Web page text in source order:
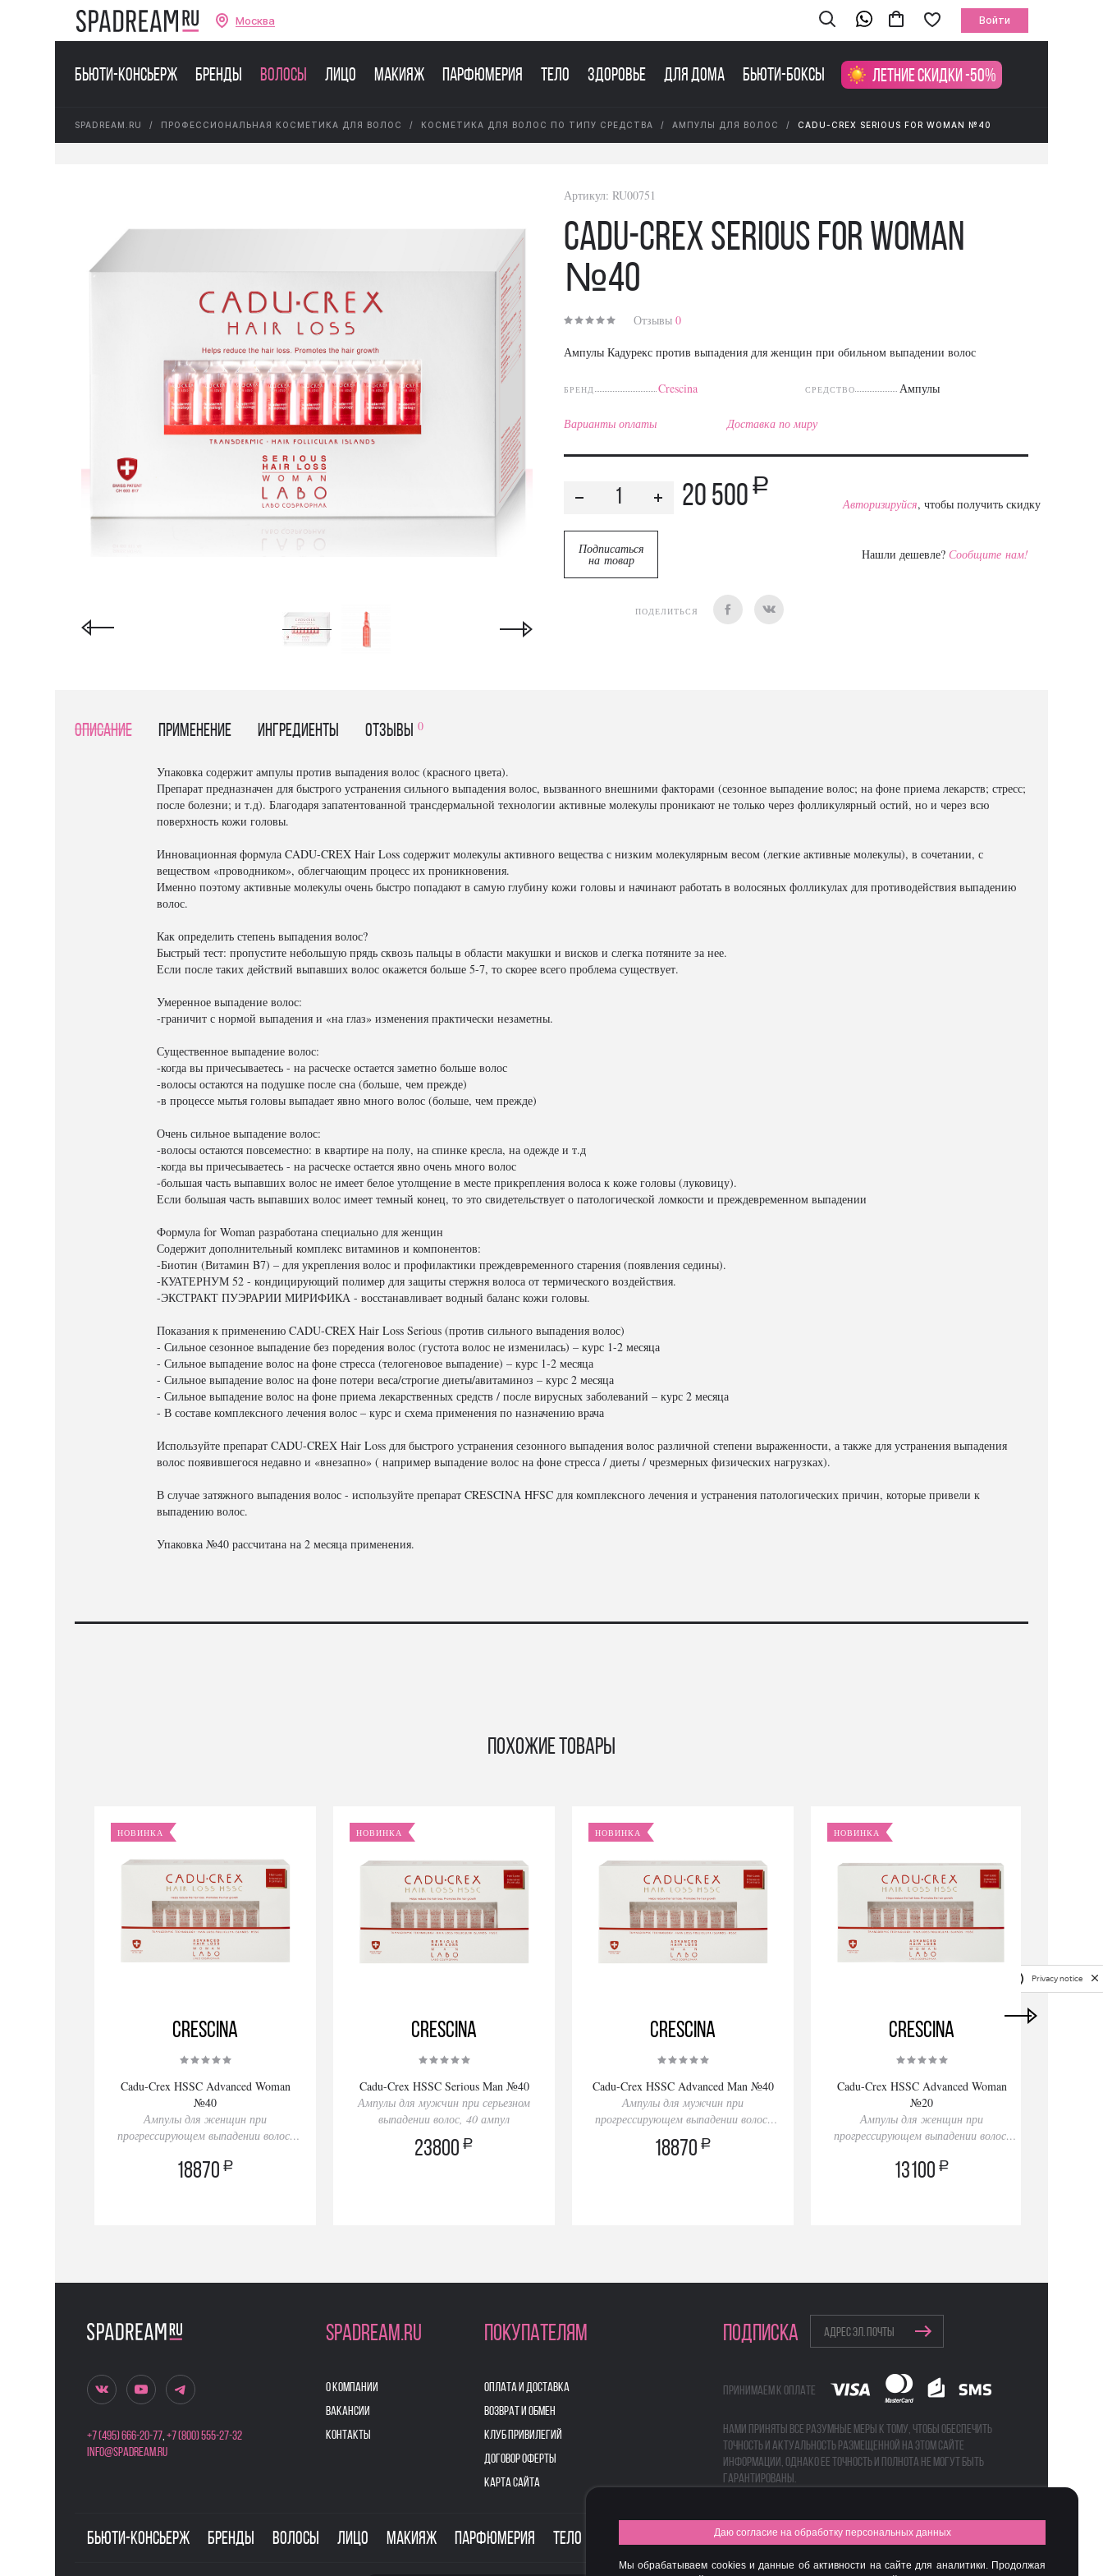
Москва Войти
Бьюти-консьерж Бренды Волосы Лицо Макияж Парфюмерия Тело Здоровье Для дома Бьюти-боксы Летние скидки -50%
SPADREAM.RU ПРОФЕССИОНАЛЬНАЯ КОСМЕТИКА ДЛЯ ВОЛОС КОСМЕТИКА ДЛЯ ВОЛОС ПО ТИПУ СРЕДСТВА АМПУЛЫ ДЛЯ ВОЛОС CADU-CREX SERIOUS FOR WOMAN №40
Артикул: RU00751
Cadu-Crex Serious for Woman
№40
Отзывы0
Ампулы Кадурекс против выпадения для женщин при обильном выпадении волос
БРЕНД Crescina СРЕДСТВО Ампулы
Варианты оплаты Доставка по миру
20 500 a
Авторизируйся, чтобы получить скидку
Подписаться
на товар Нашли дешевле? Сообщите нам!
ПОДЕЛИТЬСЯ
Описание Применение Ингредиенты отзывы 0
Упаковка содержит ампулы против выпадения волос (красного цвета).
Препарат предназначен для быстрого устранения сильного выпадения волос, вызванного внешними факторами (сезонное выпадение волос; на фоне приема лекарств; стресс;
после болезни; и т.д). Благодаря запатентованной трансдермальной технологии активные молекулы проникают не только через фолликулярный остий, но и через всю
поверхность кожи головы.
Инновационная формула CADU-CREX Hair Loss содержит молекулы активного вещества с низким молекулярным весом (легкие активные молекулы), в сочетании, с
веществом «проводником», облегчающим процесс их проникновения.
Именно поэтому активные молекулы очень быстро попадают в самую глубину кожи головы и начинают работать в волосяных фолликулах для противодействия выпадению
волос.
Как определить степень выпадения волос?
Быстрый тест: пропустите небольшую прядь сквозь пальцы в области макушки и висков и слегка потяните за нее.
Если после таких действий выпавших волос окажется больше 5-7, то скорее всего проблема существует.
Умеренное выпадение волос:
-граничит с нормой выпадения и «на глаз» изменения практически незаметны.
Существенное выпадение волос:
-когда вы причесываетесь - на расческе остается заметно больше волос
-волосы остаются на подушке после сна (больше, чем прежде)
-в процессе мытья головы выпадает явно много волос (больше, чем прежде)
Очень сильное выпадение волос:
-волосы остаются повсеместно: в квартире на полу, на спинке кресла, на одежде и т.д
-когда вы причесываетесь - на расческе остается явно очень много волос
-большая часть выпавших волос не имеет белое утолщение в месте прикрепления волоса к коже головы (луковицу).
Если большая часть выпавших волос имеет темный конец, то это свидетельствует о патологической ломкости и преждевременном выпадении
Формула for Woman разработана специально для женщин
Содержит дополнительный комплекс витаминов и компонентов:
-Биотин (Витамин B7) – для укрепления волос и профилактики преждевременного старения (появления седины).
-КУАТЕРНУМ 52 - кондицирующий полимер для защиты стержня волоса от термического воздействия.
-ЭКСТРАКТ ПУЭРАРИИ МИРИФИКА - восстанавливает водный баланс кожи головы.
Показания к применению CADU-CREX Hair Loss Serious (против сильного выпадения волос)
- Сильное сезонное выпадение без поредения волос (густота волос не изменилась) – курс 1-2 месяца
- Сильное выпадение волос на фоне стресса (телогеновое выпадение) – курс 1-2 месяца
- Сильное выпадение волос на фоне потери веса/строгие диеты/авитаминоз – курс 2 месяца
- Сильное выпадение волос на фоне приема лекарственных средств / после вирусных заболеваний – курс 2 месяца
- В составе комплексного лечения волос – курс и схема применения по назначению врача
Используйте препарат CADU-CREX Hair Loss для быстрого устранения сезонного выпадения волос различной степени выраженности, а также для устранения выпадения
волос появившегося недавно и «внезапно» ( например выпадение волос на фоне стресса / диеты / чрезмерных физических нагрузках).
В случае затяжного выпадения волос - используйте препарат CRESCINA HFSC для комплексного лечения и устранения патологических причин, которые привели к
выпадению волос.
Упаковка №40 рассчитана на 2 месяца применения.
Похожие товары
НОВИНКА
Crescina
Cadu-Crex HSSC Advanced Woman
№40
Ампулы для женщин при
прогрессирующем выпадении волос,
18870 a
НОВИНКА
Crescina
Cadu-Crex HSSC Serious Man №40
Ампулы для мужчин при серьезном
выпадении волос, 40 ампул
23800 a
НОВИНКА
Crescina
Cadu-Crex HSSC Advanced Man №40
Ампулы для мужчин при
прогрессирующем выпадении волос,
40 ампул
18870 a
НОВИНКА
Crescina
Cadu-Crex HSSC Advanced Woman
№20
Ампулы для женщин при
прогрессирующем выпадении волос,
13100 a
+7 (495) 666-20-77,+7 (800) 555-27-32
info@spadream.ru
SPADREAM.RU
О КОМПАНИИ
ВАКАНСИИ
КОНТАКТЫ
ПОКУПАТЕЛЯМ
ОПЛАТА И ДОСТАВКА
ВОЗВРАТ И ОБМЕН
КЛУБ ПРИВИЛЕГИЙ
ДОГОВОР ОФЕРТЫ
КАРТА САЙТА
ПОДПИСКА
Принимаем к оплате
Нами приняты все разумные меры к тому, чтобы обеспечить
точность и актуальность размещенной на этом сайте
информации, однако ее точность и полнота не могут быть
гарантированы.
Бьюти-консьерж Бренды Волосы Лицо Макияж Парфюмерия Тело Для дома Бьюти-боксы
Даю согласие на обработку персональных данных
Мы обрабатываем cookies и данные об активности на сайте для аналитики. Продолжая
Privacy notice